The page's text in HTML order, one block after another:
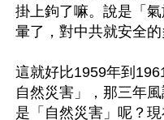
掛上鉤了嘛。說是「
暈了，對中共就安全的
這就好比1959年到
自然災害」，那三年
是「自然災害」呢？